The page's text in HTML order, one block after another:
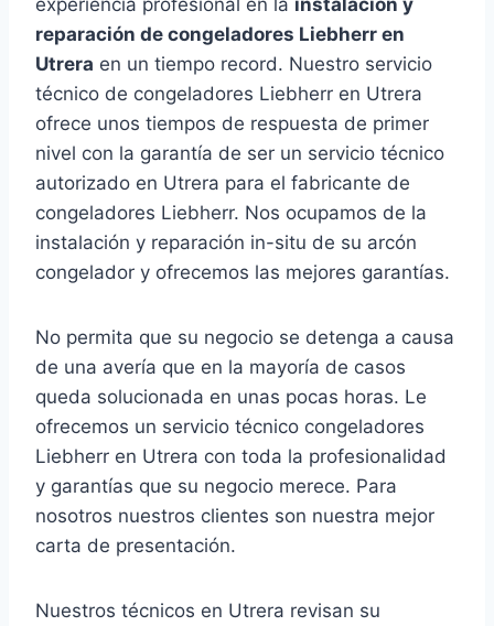
reparación de congeladores Liebherr en
Utrera en un tiempo record. Nuestro servicio
técnico de congeladores Liebherr en Utrera
ofrece unos tiempos de respuesta de primer
nivel con la garantía de ser un servicio técnico
autorizado en Utrera para el fabricante de
congeladores Liebherr. Nos ocupamos de la
instalación y reparación in-situ de su arcón
congelador y ofrecemos las mejores garantías.
No permita que su negocio se detenga a causa
de una avería que en la mayoría de casos
queda solucionada en unas pocas horas. Le
ofrecemos un servicio técnico congeladores
Liebherr en Utrera con toda la profesionalidad
y garantías que su negocio merece. Para
nosotros nuestros clientes son nuestra mejor
carta de presentación.
Nuestros técnicos en Utrera revisan su